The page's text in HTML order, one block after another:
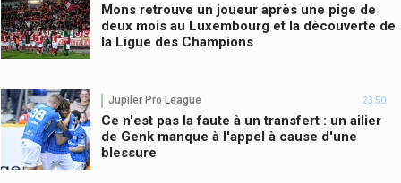
Mons retrouve un joueur après une pige de
deux mois au Luxembourg et la découverte de
la Ligue des Champions
Jupiler Pro League 23:50
Ce n'est pas la faute à un transfert : un ailier
de Genk manque à l'appel à cause d'une
blessure